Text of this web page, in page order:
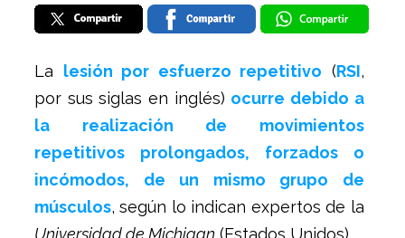
La lesión por esfuerzo repetitivo (RSI,
por sus siglas en inglés) ocurre debido a
la realización de movimientos
repetitivos prolongados, forzados o
incómodos, de un mismo grupo de
músculos, según lo indican expertos de la
Universidad de Michigan (Estados Unidos).